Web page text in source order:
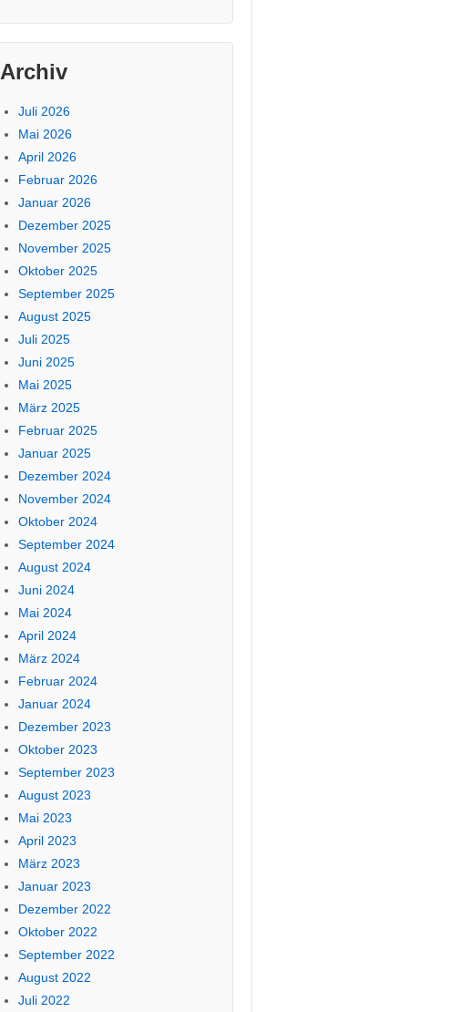
Archiv
Juli 2026
Mai 2026
April 2026
Februar 2026
Januar 2026
Dezember 2025
November 2025
Oktober 2025
September 2025
August 2025
Juli 2025
Juni 2025
Mai 2025
März 2025
Februar 2025
Januar 2025
Dezember 2024
November 2024
Oktober 2024
September 2024
August 2024
Juni 2024
Mai 2024
April 2024
März 2024
Februar 2024
Januar 2024
Dezember 2023
Oktober 2023
September 2023
August 2023
Mai 2023
April 2023
März 2023
Januar 2023
Dezember 2022
Oktober 2022
September 2022
August 2022
Juli 2022